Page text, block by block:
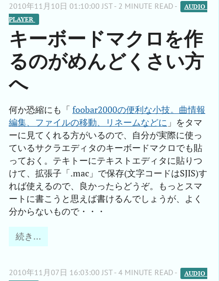
2010年11月10日 01:10:00 JST - 2 MINUTE READ -
AUDIO
PLAYER
キーボードマクロを作
るのがめんどくさい方
へ
何か恐縮にも「 foobar2000の便利な小技。曲情報
編集、ファイルの移動、リネームなどに 」をタマ
ーに見てくれる方がいるので、自分が実際に使っ
ているサクラエディタのキーボードマクロでも貼
っておく。テキトーにテキストエディタに貼りつ
けて、拡張子「.mac」で保存(文字コードはSJIS)す
れば使えるので、良かったらどうぞ。もっとスマ
ートに書こうと思えば書けるんでしょうが、よく
分からないもので・・・
続き…
2010年11月07日 16:03:00 JST - 4 MINUTE READ -
AUDIO